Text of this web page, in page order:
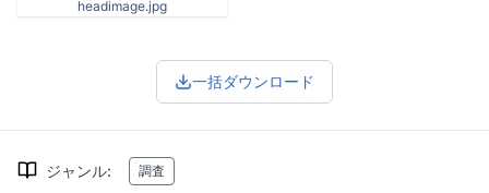
headimage.jpg
一括ダウンロード
ジャンル: 調査